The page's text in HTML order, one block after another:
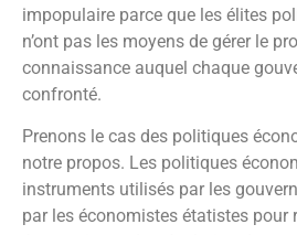
impopulaire parce que les élites
n’ont pas les moyens de gérer le
connaissance auquel chaque
confronté.
Prenons le cas des politiques
notre propos. Les politiques
instruments utilisés par les
par les économistes étatistes pour